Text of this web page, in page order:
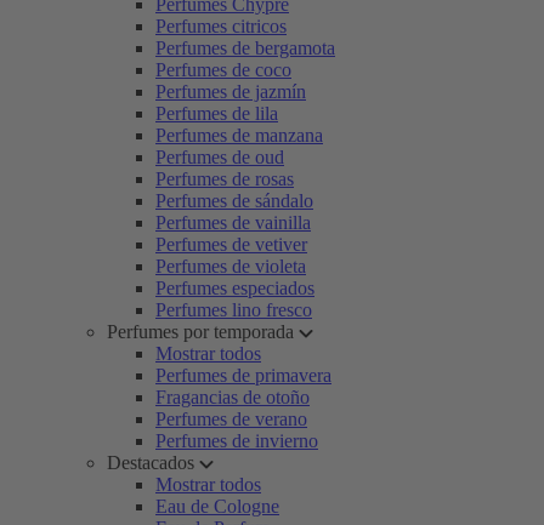
Perfumes Chypre
Perfumes citricos
Perfumes de bergamota
Perfumes de coco
Perfumes de jazmín
Perfumes de lila
Perfumes de manzana
Perfumes de oud
Perfumes de rosas
Perfumes de sándalo
Perfumes de vainilla
Perfumes de vetiver
Perfumes de violeta
Perfumes especiados
Perfumes lino fresco
Perfumes por temporada
Mostrar todos
Perfumes de primavera
Fragancias de otoño
Perfumes de verano
Perfumes de invierno
Destacados
Mostrar todos
Eau de Cologne